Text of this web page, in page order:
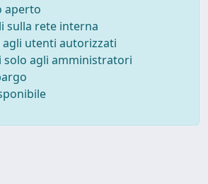
aperto
sulla rete interna
utenti autorizzati
solo agli amministratori